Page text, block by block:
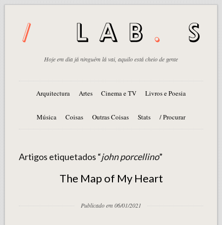
Hoje em dia já ninguém lá vai, aquilo está cheio de gente
Arquitectura Artes Cinema e TV Livros e Poesia
Música Coisas Outras Coisas Stats / Procurar
Artigos etiquetados “john porcellino”
The Map of My Heart
Publicado em 06/01/2021